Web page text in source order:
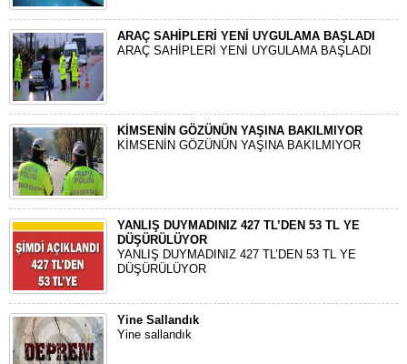
ARAÇ SAHİPLERİ YENİ UYGULAMA BAŞLADI
ARAÇ SAHİPLERİ YENİ UYGULAMA BAŞLADI
KİMSENİN GÖZÜNÜN YAŞINA BAKILMIYOR
KİMSENİN GÖZÜNÜN YAŞINA BAKILMIYOR
YANLIŞ DUYMADINIZ 427 TL’DEN 53 TL YE
DÜŞÜRÜLÜYOR
YANLIŞ DUYMADINIZ 427 TL’DEN 53 TL YE
DÜŞÜRÜLÜYOR
Yine Sallandık
Yine sallandık